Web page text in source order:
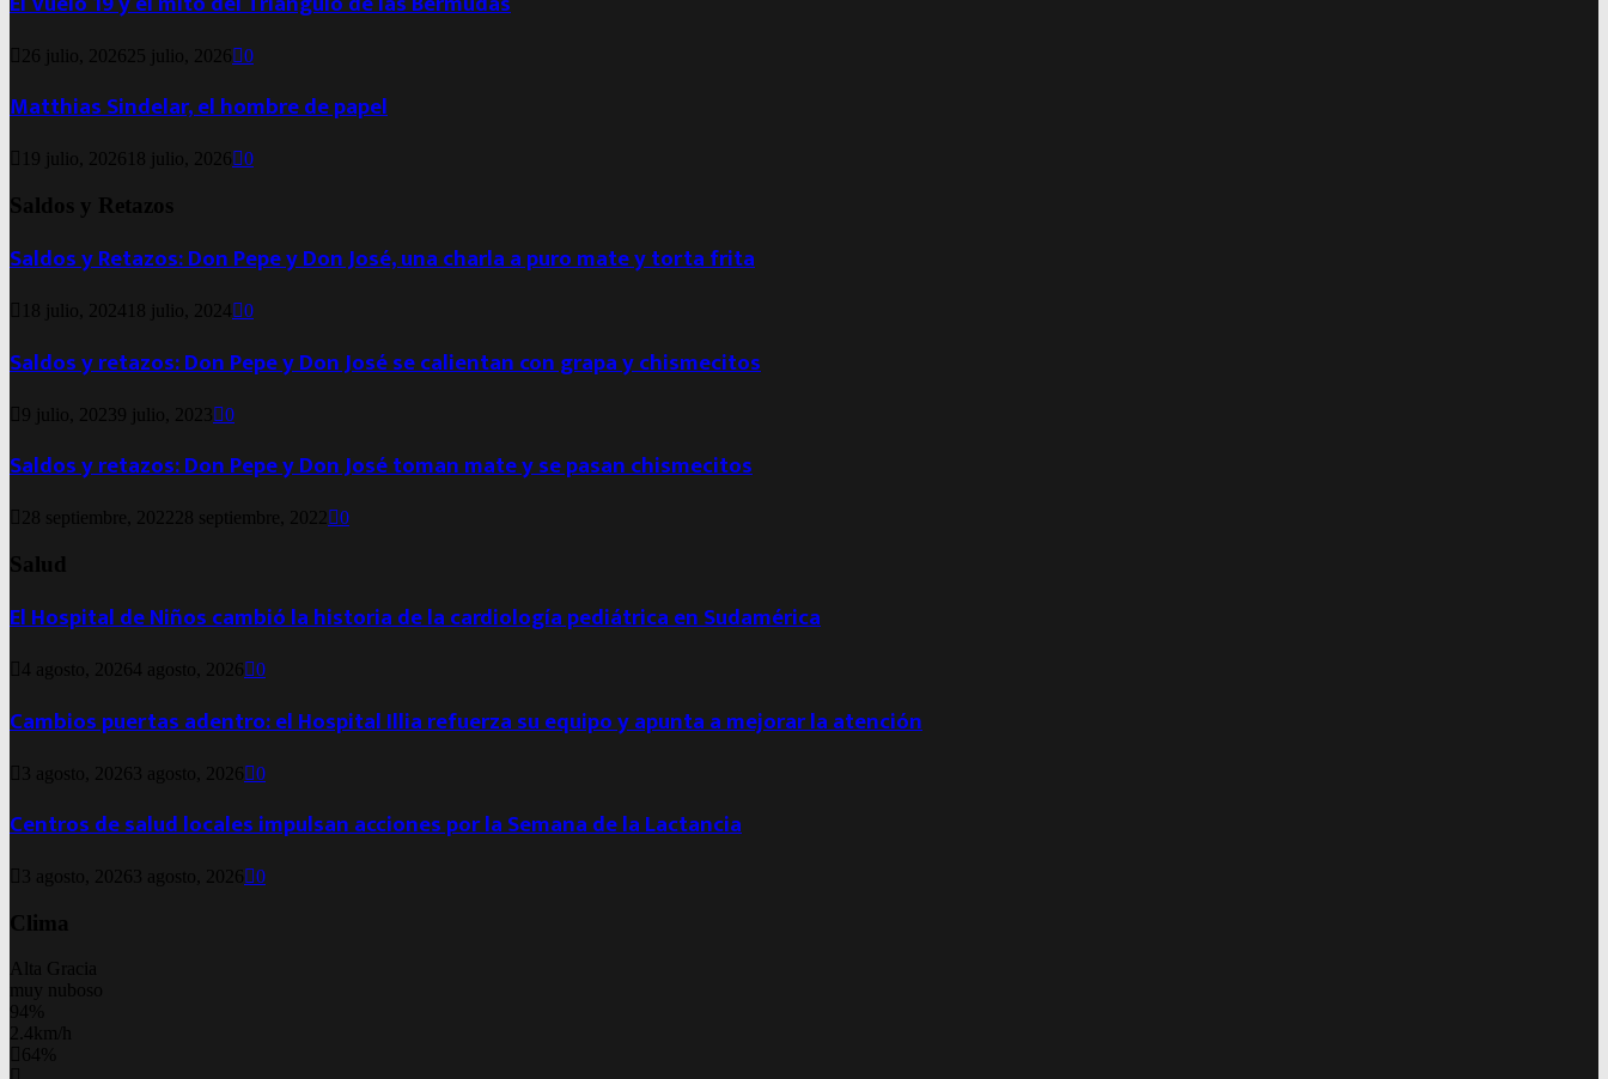
26 julio, 2026 25 julio, 2026 0
Matthias Sindelar, el hombre de papel
19 julio, 2026 18 julio, 2026 0
Saldos y Retazos
Saldos y Retazos: Don Pepe y Don José, una charla a puro mate y torta frita
18 julio, 2024 18 julio, 2024 0
Saldos y retazos: Don Pepe y Don José se calientan con grapa y chismecitos
9 julio, 20239 julio, 2023 0
Saldos y retazos: Don Pepe y Don José toman mate y se pasan chismecitos
28 septiembre, 2022 28 septiembre, 2022 0
Salud
El Hospital de Niños cambió la historia de la cardiología pediátrica en Sudamérica
4 agosto, 20264 agosto, 2026 0
Cambios puertas adentro: el Hospital Illia refuerza su equipo y apunta a mejorar la atención
3 agosto, 2026 3 agosto, 2026 0
Centros de salud locales impulsan acciones por la Semana de la Lactancia
3 agosto, 2026 3 agosto, 2026 0
Clima
Alta Gracia
muy nuboso
94%
2.4km/h
64%